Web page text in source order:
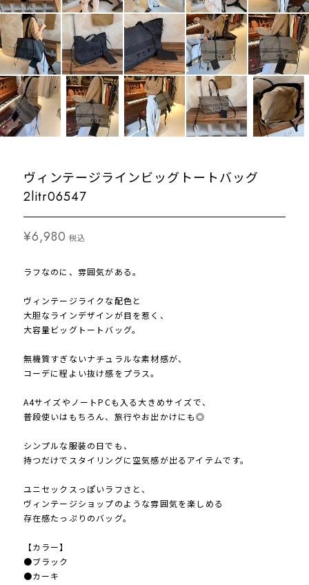
ヴィンテージラインビッグトートバッグ
2litr06547
¥6,980 税込
ラフなのに、雰囲気がある。
ヴィンテージライクな配色と
大胆なラインデザインが目を惹く、
大容量ビッグトートバッグ。
無機質すぎないナチュラルな素材感が、
コーデに程よい抜け感をプラス。
A4サイズやノートPCも入る大きめサイズで、
普段使いはもちろん、旅行やお出かけにも◎
シンプルな服装の日でも、
持つだけでスタイリングに空気感が出るアイテムです。
ユニセックスっぽいラフさと、
ヴィンテージショップのような雰囲気を楽しめる
存在感たっぷりのバッグ。
【カラー】
●ブラック
●カーキ